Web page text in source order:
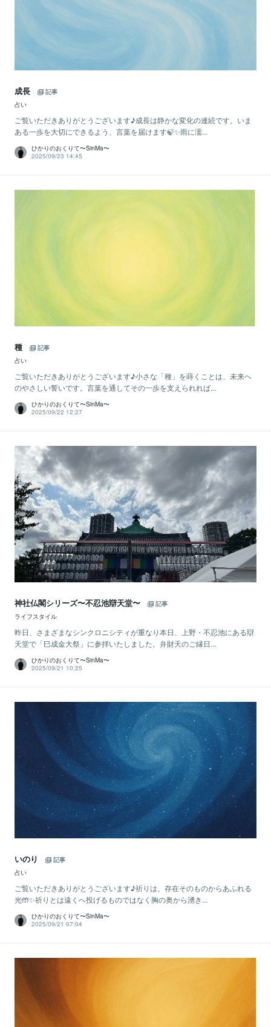
成長
記事
占い
ご覧いただきありがとうございます♪成長は静かな変化の連続です。いま
ある一歩を大切にできるよう、言葉を届けます🍃✨雨に濡...
ひかりのおくりて〜SinMa〜
2025/09/23 14:45
種
記事
占い
ご覧いただきありがとうございます♪小さな「種」を蒔くことは、未来へ
のやさしい誓いです。言葉を通してその一歩を支えられれば...
ひかりのおくりて〜SinMa〜
2025/09/22 12:27
神社仏閣シリーズ〜不忍池辯天堂〜
記事
ライフスタイル
昨日、さまざまなシンクロニシティが重なり本日、上野・不忍池にある辯
天堂で「巳成金大祭」に参拝いたしました。弁財天のご縁日...
ひかりのおくりて〜SinMa〜
2025/09/21 10:25
いのり
記事
占い
ご覧いただきありがとうございます♪祈りは、存在そのものからあふれる
光🤲✨祈りとは遠くへ投げるものではなく胸の奥から湧き...
ひかりのおくりて〜SinMa〜
2025/09/21 07:04